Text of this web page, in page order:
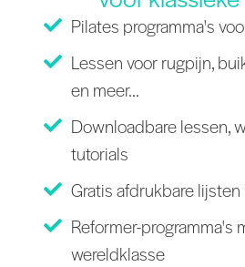
Pilates programma's
Lessen voor rugpijn,
en meer...
Downloadbare lessen,
tutorials
Gratis afdrukbare
Reformer-programma's
wereldklasse